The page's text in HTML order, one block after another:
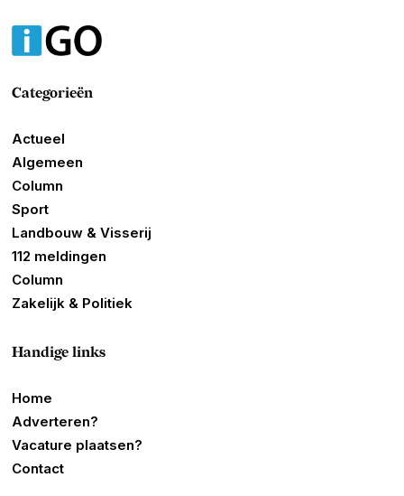
Categorieën
Actueel
Algemeen
Column
Sport
Landbouw & Visserij
112 meldingen
Column
Zakelijk & Politiek
Handige links
Home
Adverteren?
Vacature plaatsen?
Contact